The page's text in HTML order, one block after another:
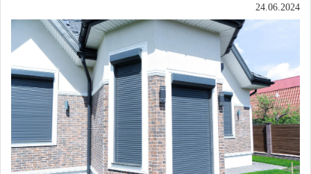
24.06.2024